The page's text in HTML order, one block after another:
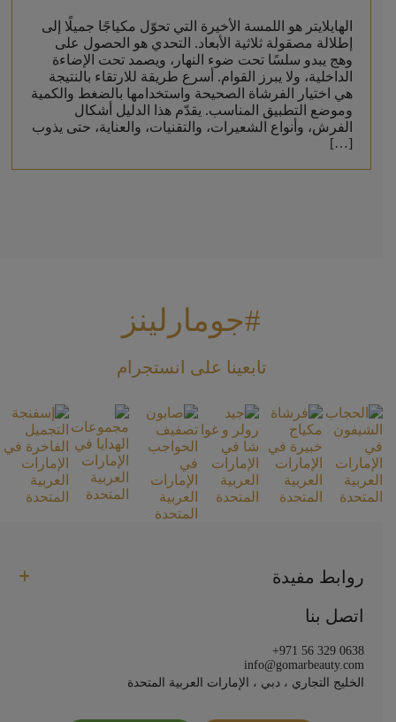
الهايلايتر هو اللمسة الأخيرة التي تحوّل مكياجًا جميلًا إلى
إطلالة مصقولة ثلاثية الأبعاد. التحدي هو الحصول على
وهج يبدو سلسًا تحت ضوء النهار، ويصمد تحت الإضاءة
الداخلية، ولا يبرز القوام. أسرع طريقة للارتقاء بالنتيجة
هي اختيار الفرشاة الصحيحة واستخدامها بالضغط والكمية
وموضع التطبيق المناسب. يقدّم هذا الدليل أشكال
الفرش، وأنواع الشعيرات، والتقنيات، والعناية، حتى يذوب
[…]
#جومارلينز
تابعينا على انستجرام
روابط مفيدة
اتصل بنا
+971 56 329 0638
info@gomarbeauty.com
الخليج التجاري ، دبي ، الإمارات العربية المتحدة